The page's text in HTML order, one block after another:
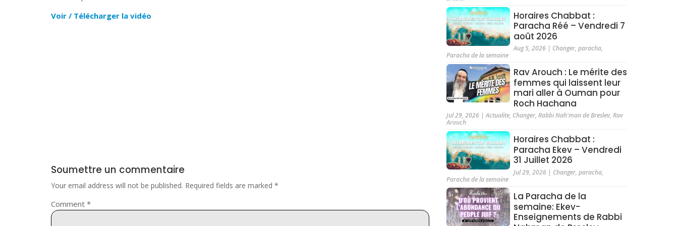
Voir / Télécharger la vidéo
Soumettre un commentaire
Your email address will not be published. Required fields are marked *
Comment *
Horaires Chabbat :
Paracha Réé – Vendredi 7
août 2026
Aug 5, 2026| Changer, paracha,
Paracha de la semaine
Rav Arouch : Le mérite des
femmes qui laissent leur
mari aller à Ouman pour
Roch Hachana
Jul 29, 2026 |Actualite, Changer,Rabbi Nah'man de Breslev,Rav
Arouch
Horaires Chabbat :
Paracha Ekev – Vendredi
31 Juillet 2026
Jul 29, 2026| Changer, paracha,
Paracha de la semaine
La Paracha de la
semaine: Ekev-
Enseignements de Rabbi